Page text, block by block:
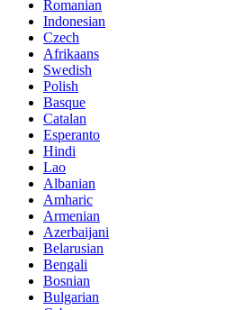
Romanian
Indonesian
Czech
Afrikaans
Swedish
Polish
Basque
Catalan
Esperanto
Hindi
Lao
Albanian
Amharic
Armenian
Azerbaijani
Belarusian
Bengali
Bosnian
Bulgarian